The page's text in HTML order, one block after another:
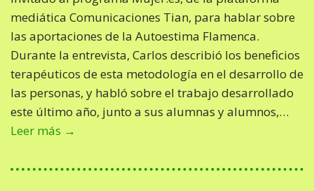
mediática Comunicaciones Tian, para hablar sobre
las aportaciones de la Autoestima Flamenca.
Durante la entrevista, Carlos describió los beneficios
terapéuticos de esta metodología en el desarrollo de
las personas, y habló sobre el trabajo desarrollado
este último año, junto a sus alumnas y alumnos,…
Leer más →